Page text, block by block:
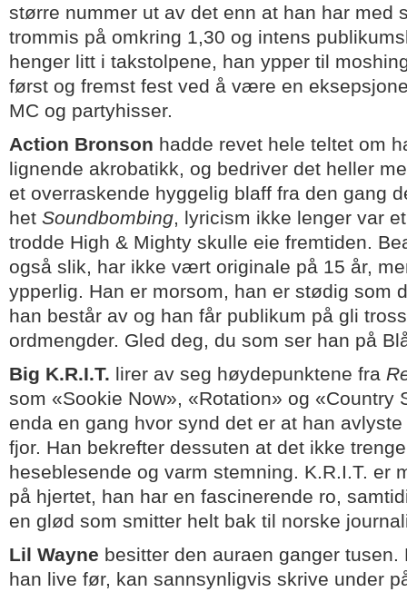
større nummer ut av det enn at han har med
trommis på omkring 1,30 og intens
henger litt i takstolpene, han ypper til
først og fremst fest ved å være en
MC og partyhisser.
Action Bronson hadde revet hele teltet om
lignende akrobatikk, og bedriver det heller
et overraskende hyggelig blaff fra den gang
het Soundbombing, lyricism ikke lenger var
trodde High & Mighty skulle eie fremtiden.
også slik, har ikke vært originale på 15 år,
ypperlig. Han er morsom, han er stødig som
han består av og han får publikum på gli
ordmengder. Gled deg, du som ser han på
Big K.R.I.T. lirer av seg høydepunktene fra
som «Sookie Now», «Rotation» og «Country
enda en gang hvor synd det er at han
fjor. Han bekrefter dessuten at det ikke
heseblesende og varm stemning. K.R.I.T. er
på hjertet, han har en fascinerende ro,
en glød som smitter helt bak til norske
Lil Wayne besitter den auraen ganger
han live før, kan sannsynligvis skrive under